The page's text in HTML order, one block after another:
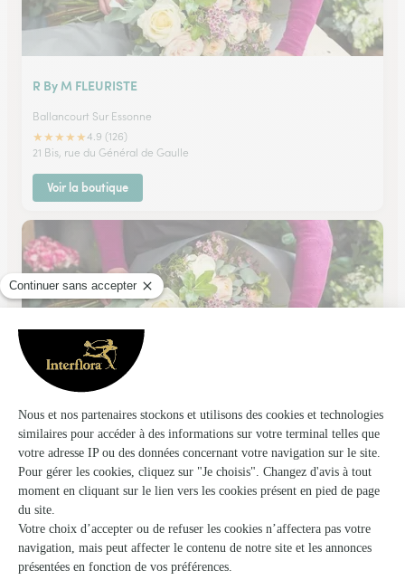
R By M FLEURISTE
Ballancourt Sur Essonne
★★★★★4.9 (126)
21 Bis, rue du Général de Gaulle
Voir la boutique
Dany Fleurs
Sainte Genevieve des Bois
★ ★
3.9 (94)
90, avenue Gabriel Péri
Voir la boutique